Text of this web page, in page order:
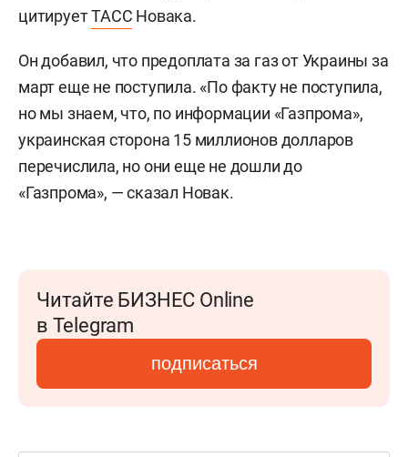
цитируетТАСС Новака.
Он добавил, что предоплата за газ от Украины за
март еще не поступила. «По факту не поступила,
но мы знаем, что, по информации «Газпрома»,
украинская сторона 15 миллионов долларов
перечислила, но они еще не дошли до
«Газпрома», — сказал Новак.
Читайте БИЗНЕС Online
в Telegram
подписаться